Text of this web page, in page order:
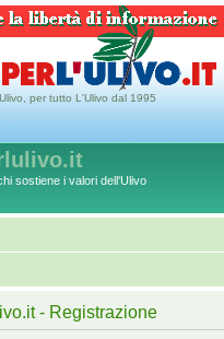
per tutto L'Ulivo dal 1995
sostiene i valori dell'Ulivo
- Registrazione